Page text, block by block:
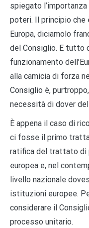
spiegato
poteri. Il principio che
Europa, diciamolo
del Consiglio. E tutto
funzionamento
alla camicia di forza
Consiglio è,
necessità di dover
È appena il caso di
ci fosse il primo
ratifica del trattato di
europea e, nel
livello nazionale
istituzioni europee.
considerare il
processo unitario.